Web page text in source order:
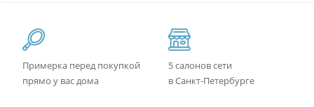
Примерка перед покупкой
прямо у вас дома
5 салонов сети
в Санкт-Петербурге